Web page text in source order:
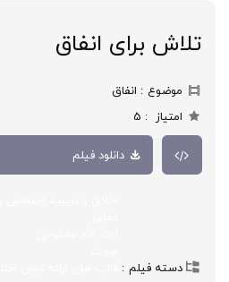
تلاش برای انفاق
موضوع
انفاق
امتیاز
5
دانلود فیلم
دسته فیلم